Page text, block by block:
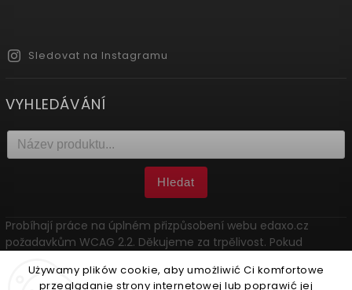
Używamy plików cookie, aby umożliwić Ci komfortowe
przeglądanie strony internetowej lub poprawić jej
Sledovat na Instagramu
VYHLEDÁVÁNÍ
Hledat
Probíhají práce na úplném přizpůsobení webu edaxo.cz
požadavkům WCAG 2.2. Děkujeme za trpělivost. Pokud